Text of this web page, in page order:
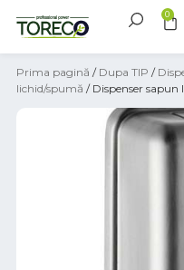
0
Prima pagină / Dupa TIP /
lichid/spumă / Dispenser sapun